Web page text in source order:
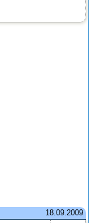
18.09.2009